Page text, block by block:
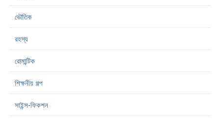
ভৌতিক
রহস্য
রোমান্টিক
শিক্ষনীয় গল্প
সাইন্স-ফিকশন